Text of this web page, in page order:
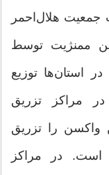
هلال‌احمر
ممنژیت توسط
استان‌ها توزیع
مراکز تزریق
واکسن را تزریق
است. در مراکز